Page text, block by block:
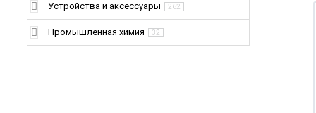
Устройства и аксессуары 262
Промышленная химия 32